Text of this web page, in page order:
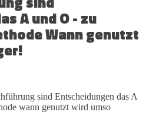
A und O - zu
Wann genutzt
sind Entscheidungen das A
wann genutzt wird umso